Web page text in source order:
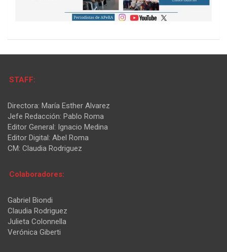
STAFF:
Directora: María Esther Alvarez
Jefe Redacción: Pablo Roma
Editor General: Ignacio Medina
Editor Digital: Abel Roma
CM: Claudia Rodriguez
Colaboradores:
Gabriel Biondi
Claudia Rodriguez
Julieta Colonnella
Verónica Giberti